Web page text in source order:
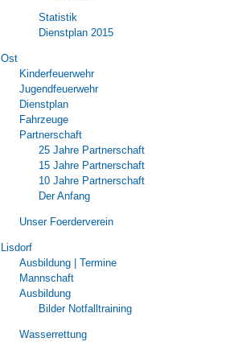
Statistik
Dienstplan 2015
Ost
Kinderfeuerwehr
Jugendfeuerwehr
Dienstplan
Fahrzeuge
Partnerschaft
25 Jahre Partnerschaft
15 Jahre Partnerschaft
10 Jahre Partnerschaft
Der Anfang
Unser Foerderverein
Lisdorf
Ausbildung | Termine
Mannschaft
Ausbildung
Bilder Notfalltraining
Wasserrettung